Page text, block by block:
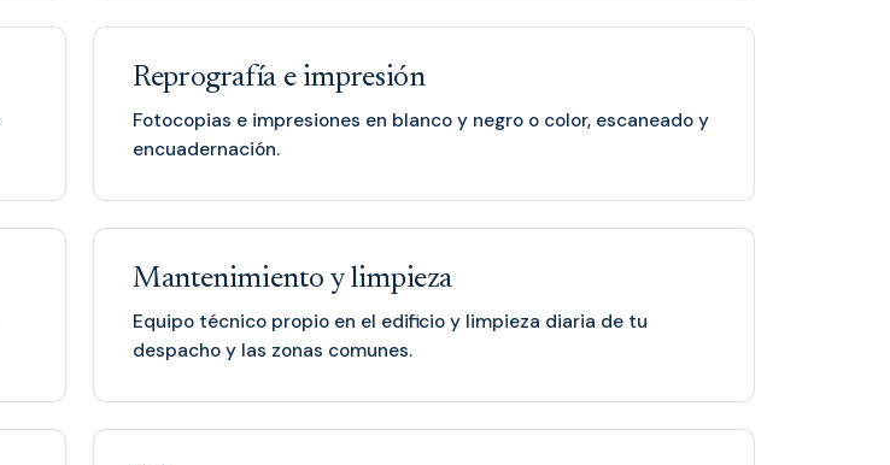
Reprografía e impresión
Fotocopias e impresiones en blanco y negro o color, escaneado y
encuadernación.
Mantenimiento y limpieza
Equipo técnico propio en el edificio y limpieza diaria de tu
despacho y las zonas comunes.